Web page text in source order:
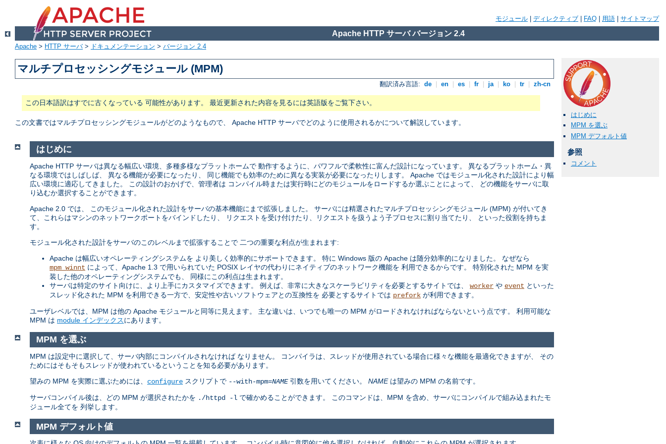
モジュール ディレクティブ FAQ 用語 サイトマップ
Apache HTTP サーバ バージョン 2.4
Apache > HTTP サーバ> ドキュメンテーション > バージョン 2.4
マルチプロセッシングモジュール (MPM)
翻訳済み言語: de en es fr ja ko tr zh-cn
この日本語訳はすでに古くなっている 可能性があります。 最近更新された内容を見るには英語版をご覧下さい。
この文書ではマルチプロセッシングモジュールがどのようなもので、 Apache HTTP サーバでどのように使用されるかについて解説しています。
はじめに
MPM を選ぶ
MPM デフォルト値
参照
コメント
はじめに
Apache HTTP サーバは異なる幅広い環境、多種多様なプラットホームで 動作するように、パワフルで柔軟性に富んだ設計になっています。 異なるプラットホーム・異
なる環境ではしばしば、 異なる機能が必要になったり、 同じ機能でも効率のために異なる実装が必要になったりします。 Apache ではモジュール化された設計により幅
広い環境に適応してきました。 この設計のおかげで、管理者は コンパイル時または実行時にどのモジュールをロードするか選ぶことによって、 どの機能をサーバに取
り込むか選択することができます。
Apache 2.0 では、 このモジュール化された設計をサーバの基本機能にまで拡張しました。 サーバには精選されたマルチプロセッシングモジュール (MPM) が付いてき
て、これらはマシンのネットワークポートをバインドしたり、 リクエストを受け付けたり、リクエストを扱うよう子プロセスに割り当てたり、 といった役割を持ちま
す。
モジュール化された設計をサーバのこのレベルまで拡張することで 二つの重要な利点が生まれます:
Apache は幅広いオペレーティングシステムを より美しく効率的にサポートできます。 特に Windows 版の Apache は随分効率的になりました。 なぜなら
mpm_winnt によって、Apache 1.3 で用いられていた POSIX レイヤの代わりにネイティブのネットワーク機能を 利用できるからです。 特別化された MPM を実
装した他のオペレーティングシステムでも、 同様にこの利点は生まれます。
サーバは特定のサイト向けに、より上手にカスタマイズできます。 例えば、非常に大きなスケーラビリティを必要とするサイトでは、 worker や event といった
スレッド化された MPM を利用できる一方で、安定性や古いソフトウェアとの互換性を 必要とするサイトでは prefork が利用できます。
ユーザレベルでは、MPM は他の Apache モジュールと同等に見えます。 主な違いは、いつでも唯一の MPM がロードされなければならないという点です。 利用可能な
MPM は module インデックスにあります。
MPM を選ぶ
MPM は設定中に選択して、サーバ内部にコンパイルされなければ なりません。 コンパイラは、スレッドが使用されている場合に様々な機能を最適化できますが、 その
ためにはそもそもスレッドが使われているということを知る必要があります。
望みの MPM を実際に選ぶためには、 configure スクリプトで --with-mpm=NAME引数を用いてください。 NAMEは望みの MPM の名前です。
サーバコンパイル後は、どの MPM が選択されたかを ./httpd -l で確かめることができます。 このコマンドは、MPM を含め、サーバにコンパイルで組み込まれたモ
ジュール全てを 列挙します。
MPM デフォルト値